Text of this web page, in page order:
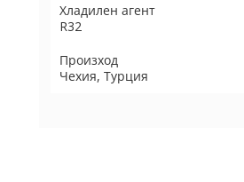
Хладилен агент
R32
Произход
Чехия, Турция